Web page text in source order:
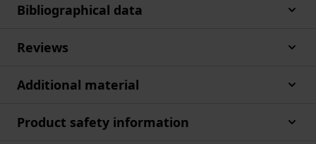
Bibliographical data
Reviews
Additional material
Product safety information